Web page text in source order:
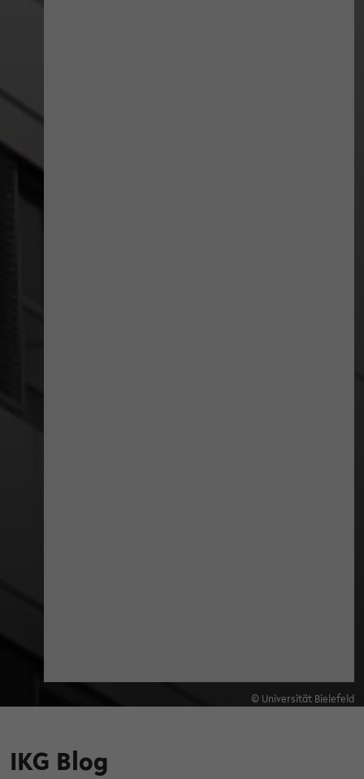
© Universität Bielefeld
IKG Blog